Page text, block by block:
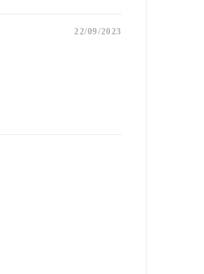
22/09/2023